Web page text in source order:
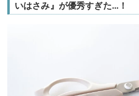
いはさみ』が優秀すぎた…！